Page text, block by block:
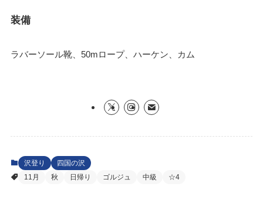
装備
ラバーソール靴、50mロープ、ハーケン、カム
沢登り
四国の沢
11月
秋 日帰り ゴルジュ 中級 ☆4